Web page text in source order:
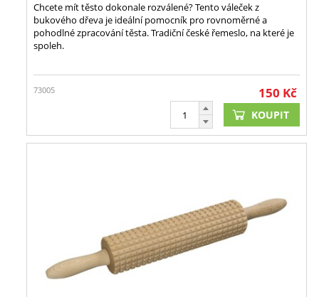
Chcete mít těsto dokonale rozválené? Tento váleček z
bukového dřeva je ideální pomocník pro rovnoměrné a
pohodlné zpracování těsta. Tradiční české řemeslo, na které je
spoleh.
73005 150 Kč
KOUPIT